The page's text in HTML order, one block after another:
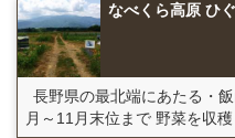
なべくら高原 ひ
長野県の最北端にあたる・
月～11月末位まで 野菜を収